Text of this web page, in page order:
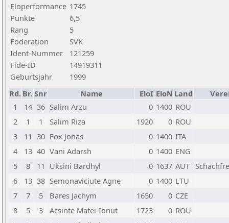
Eloperformance 1745
Punkte
6,5
Rang
5
Föderation
SVK
Ident-Nummer
121259
Fide-ID
14919311
Geburtsjahr
1999
Rd. Br.Snr Name EloI EloN Land
1
14 36 Salim Arzu 0 1400 ROU
2
1 1 Salim Riza 1920 0 ROU
3
11 30 Fox Jonas 0 1400 ITA
4
13 40 Vani Adarsh 0 1400 ENG
5
8 11 Uksini Bardhyl 0 1637 AUT
6
13 38 Semonaviciute Agne 0 1400 LTU
7
7 5 Bares Jachym 1650 0 CZE
8
5 3 Acsinte Matei-Ionut 1723 0 ROU